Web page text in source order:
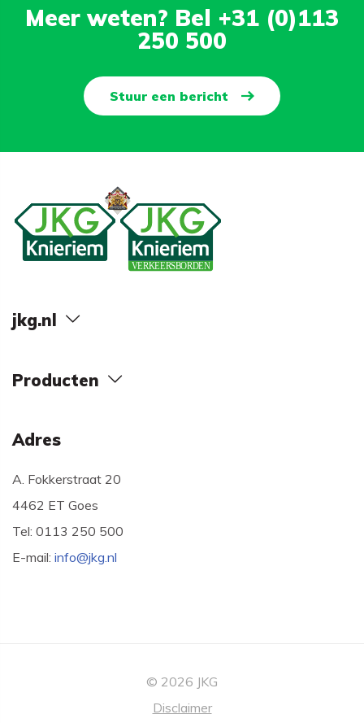
Meer weten? Bel +31 (0)113
250 500
Stuur een bericht
jkg.nl
Producten
Adres
A. Fokkerstraat 20
4462 ET Goes
Tel: 0113 250 500
E-mail: info@jkg.nl
© 2026 JKG
Disclaimer